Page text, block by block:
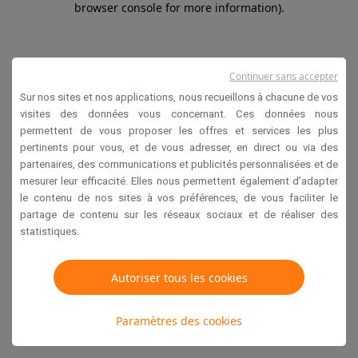
browser console for more information).
Sur nos sites et nos applications, nous recueillons à chacune de vos
visites des données vous concernant. Ces données nous
permettent de vous proposer les offres et services les plus
pertinents pour vous, et de vous adresser, en direct ou via des
partenaires, des communications et publicités personnalisées et de
mesurer leur efficacité. Elles nous permettent également d’adapter
le contenu de nos sites à vos préférences, de vous faciliter le
partage de contenu sur les réseaux sociaux et de réaliser des
statistiques.
Autoriser tous les cookies
Paramètres des cookies
Continuer sans accepter